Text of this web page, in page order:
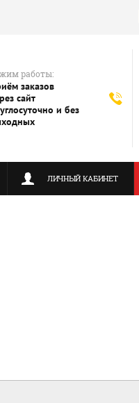
работы:
заказов
сайт
и без
ЛИЧНЫЙ КАБИНЕТ